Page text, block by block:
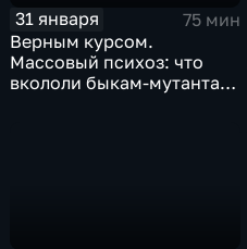
31 января
75 мин
Верным курсом.
Массовый психоз: что
вкололи быкам-мутантам,